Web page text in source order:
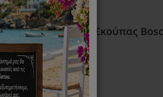
- Siemens
Ηλεκτρικής Σκούπας
1-3 Ημέρες (Διαθέσιμο)